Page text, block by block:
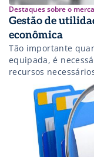
Destaques sobre o
Gestão de
econômica
Tão importante
equipada, é
recursos
Almendro, da